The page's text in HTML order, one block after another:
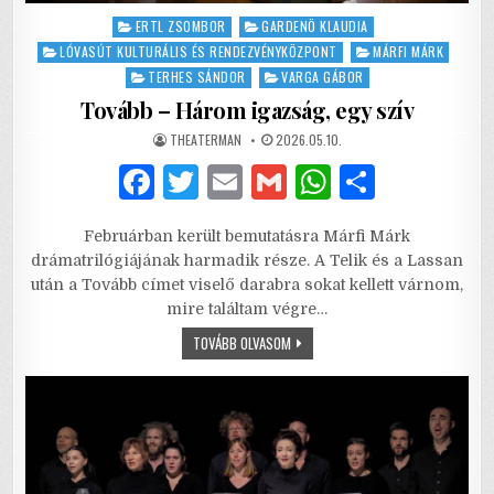
Posted
in
ERTL ZSOMBOR
GARDENÖ KLAUDIA
LÓVASÚT KULTURÁLIS ÉS RENDEZVÉNYKÖZPONT
MÁRFI MÁRK
TERHES SÁNDOR
VARGA GÁBOR
Tovább – Három igazság, egy szív
AUTHOR:
THEATERMAN PUBLISHED
DATE:
2026.05.10.
F
c
e
b
k
T
it
te
r
E
ai
l
G
ai
l
W
at
s
ar
e
Februárban került bemutatásra Márfi Márk
drámatrilógiájának harmadik része. A Telik és a Lassan
után a Tovább címet viselő darabra sokat kellett várnom,
mire találtam végre…
TOVÁBB OLVASOMTOVÁBB
–
HÁROM